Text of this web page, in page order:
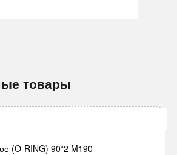
товары